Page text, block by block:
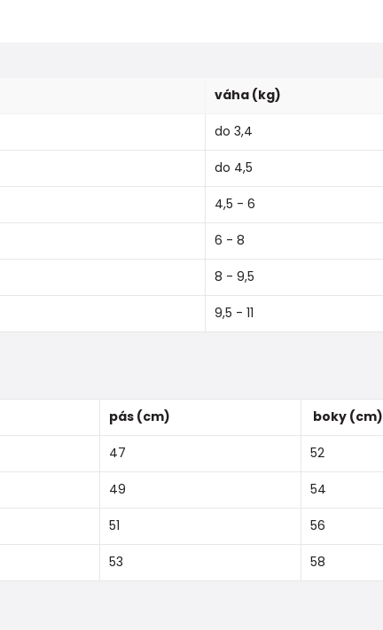
váha (kg)
do 3,4
do 4,5
4,5 - 6
6 - 8
8 - 9,5
9,5 - 11
pás (cm) boky (cm)
47 52
49 54
51 56
53 58